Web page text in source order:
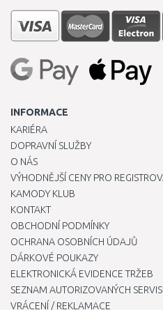
INFORMACE
KARIÉRA
DOPRAVNÍ SLUŽBY
O NÁS
VÝHODNĚJŠÍ CENY PRO
KAMODY KLUB
KONTAKT
OBCHODNÍ PODMÍNKY
OCHRANA OSOBNÍCH ÚDAJŮ
DÁRKOVÉ POUKAZY
ELEKTRONICKÁ EVIDENCE TRŽEB
SEZNAM AUTORIZOVANÝCH
VRÁCENÍ / REKLAMACE